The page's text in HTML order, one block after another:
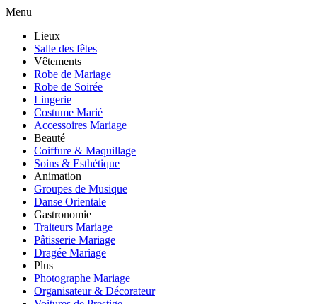
Menu
Lieux
Salle des fêtes
Vêtements
Robe de Mariage
Robe de Soirée
Lingerie
Costume Marié
Accessoires Mariage
Beauté
Coiffure & Maquillage
Soins & Esthétique
Animation
Groupes de Musique
Danse Orientale
Gastronomie
Traiteurs Mariage
Pâtisserie Mariage
Dragée Mariage
Plus
Photographe Mariage
Organisateur & Décorateur